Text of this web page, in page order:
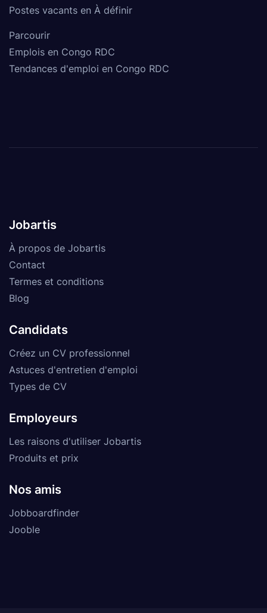
Postes vacants en À définir
Parcourir
Emplois en Congo RDC
Tendances d'emploi en Congo RDC
Jobartis
À propos de Jobartis
Contact
Termes et conditions
Blog
Candidats
Créez un CV professionnel
Astuces d'entretien d'emploi
Types de CV
Employeurs
Les raisons d'utiliser Jobartis
Produits et prix
Nos amis
Jobboardfinder
Jooble